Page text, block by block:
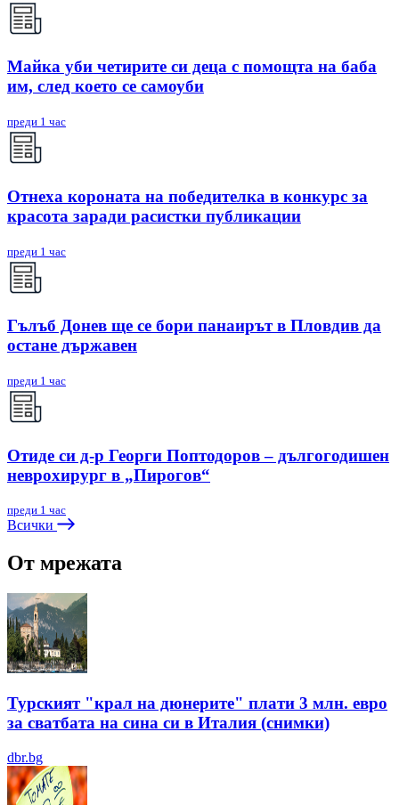
Майка уби четирите си деца с помощта на баба
им, след което се самоуби
преди 1 час
Отнеха короната на победителка в конкурс за
красота заради расистки публикации
преди 1 час
Гълъб Донев ще се бори панаирът в Пловдив да
остане държавен
преди 1 час
Отиде си д-р Георги Поптодоров – дългогодишен
неврохирург в „Пирогов“
преди 1 час
Всички
От мрежата
Турският "крал на дюнерите" плати 3 млн. евро
за сватбата на сина си в Италия (снимки)
dbr.bg